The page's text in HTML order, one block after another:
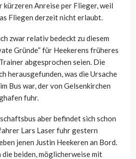
kürzeren Anreise per Flieger, weil
Fliegen derzeit nicht erlaubt.
zwar relativ bedeckt zu diesem
Gründe“ für Heekerens früheres
abgesprochen seien. Die
herausgefunden, was die Ursache
Bus war, der von Gelsenkirchen
fuhr.
aber befindet sich schon
Lars Laser fuhr gestern
jenen Justin Heekeren an Bord.
beiden, möglicherweise mit